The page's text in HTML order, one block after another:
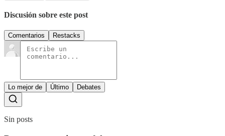
Discusión sobre este post
Comentarios Restacks
Lo mejor de Último Debates
Sin posts